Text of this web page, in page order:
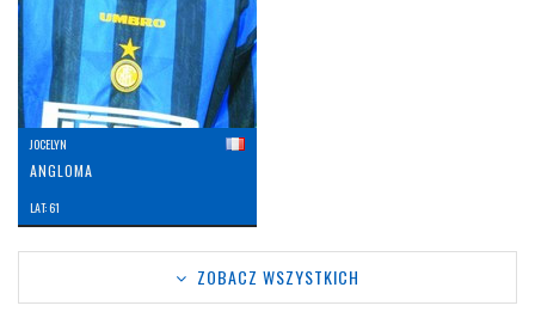
JOCELYN
ANGLOMA
LAT: 61
ZOBACZ WSZYSTKICH